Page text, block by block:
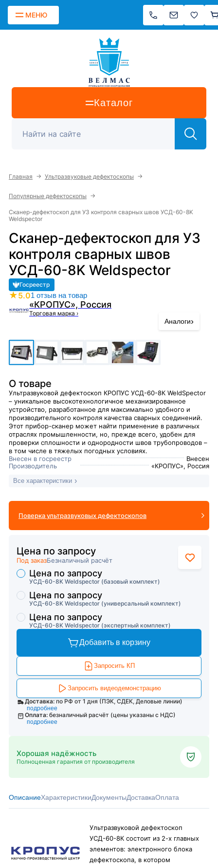
МЕНЮ
Каталог
Главная → Ультразвуковые дефектоскопы →
Популярные дефектоскопы →
Сканер-дефектоскоп для УЗ контроля сварных швов УСД-60-8K
Weldspector
Сканер-дефектоскоп для УЗ
контроля сварных швов
УСД-60-8K Weldspector
Госреестр
★5.01 отзыв на товар
«КРОПУС», Россия
Торговая марка ›
Аналоги›
О товаре
Ультразвуковой дефектоскоп КРОПУС УСД-60-8К WeldSpector
– уникальное высокотехнологичное механизированное
устройство, разработанное для максимально удобного и
производительного контроля качества сварных соединений.
Этот прибор-сканер может найти применение в различных
отраслях промышленности, но, прежде всего, удобен для
проверки сплошности и однородности швов трубопроводов –
в том числе в тяжелых погодных условиях.
Внесен в госреестр
Внесен
Производитель
«КРОПУС», Россия
Все характеристики
Поверка ультразвуковых дефектоскопов
Цена по запросу
Под заказБезналичный расчёт
Торговые предложения
УСД-60-8K Weldspector (базовый комплект)
Цена по запросу
УСД-60-8K Weldspector (универсальный комплект)
Цена по запросу
УСД-60-8K Weldspector (экспертный комплект)
Цена по запросу
Добавить в корзину
Запросить КП
Запросить видеодемонстрацию
Доставка: по РФ от 1 дня (ПЭК, СДЕК, Деловые линии)
подробнее
Оплата: безналичный расчёт (цены указаны с НДС)
подробнее
Хорошая надёжность
Полноценная гарантия от производителя
ОписаниеХарактеристикиДокументыДоставкаОплата
Ультразвуковой дефектоскоп
УСД-60-8К состоит из 2-х главных
элементов: электронного блока
дефектоскопа, в котором